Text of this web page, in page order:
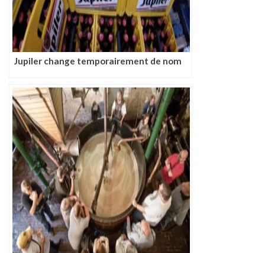
Jupiler change temporairement de nom